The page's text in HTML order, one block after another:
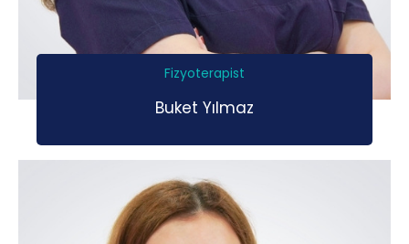
Fizyoterapist
Buket Yılmaz